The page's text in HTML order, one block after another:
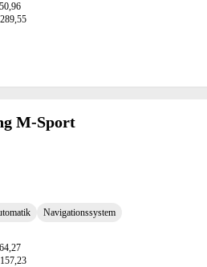
M-Sport
Navigationssystem